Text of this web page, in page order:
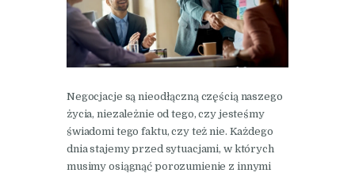
Negocjacje są nieodłączną częścią naszego
życia, niezależnie od tego, czy jesteśmy
świadomi tego faktu, czy też nie. Każdego
dnia stajemy przed sytuacjami, w których
musimy osiągnąć porozumienie z innymi